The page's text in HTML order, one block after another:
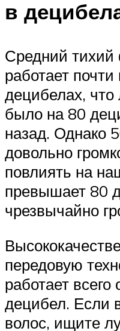
в
Средний
работает
децибелах,
было на 80
назад. Однако
довольно
повлиять на
превышает 80
чрезвычайно
передовую
работает всего
децибел.
волос, ищите